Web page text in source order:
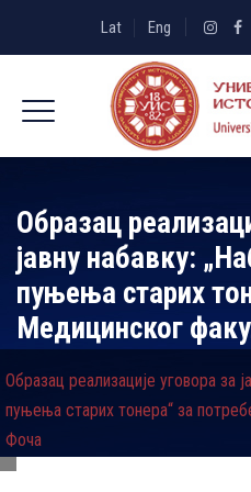
Lat Eng
Образац
јавну набавку:
пуњења старих
Медицинског
Образац реализације уговора за
пуњења старих тонера“ за
Фоча